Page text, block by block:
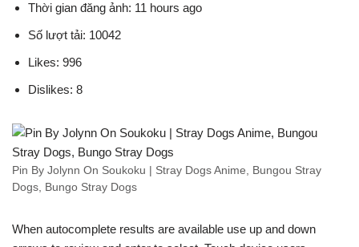
Thời gian đăng ảnh: 11 hours ago
Số lượt tải: 10042
Likes: 996
Dislikes: 8
Pin By Jolynn On Soukoku | Stray Dogs Anime, Bungou Stray
Dogs, Bungo Stray Dogs
When autocomplete results are available use up and down